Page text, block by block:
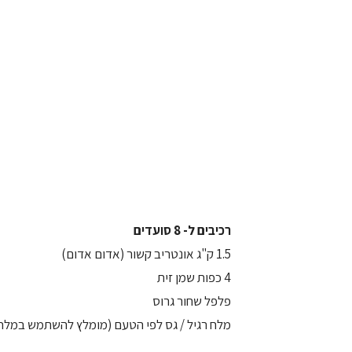
רכיבים ל- 8 סועדים
1.5 ק"ג אונטריב קשור (אדום אדום)
4 כפות שמן זית
פלפל שחור גרוס
מלח רגיל / גס לפי הטעם (מומלץ להשתמש